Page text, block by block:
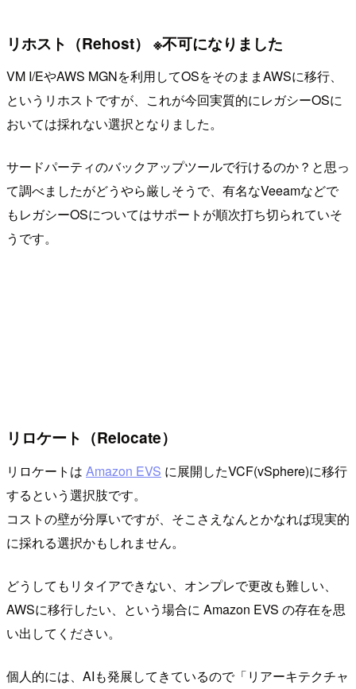
リホスト（Rehost） ※不可になりました
VM I/EやAWS MGNを利用してOSをそのままAWSに移行、
というリホストですが、これが今回実質的にレガシーOSに
おいては採れない選択となりました。
サードパーティのバックアップツールで行けるのか？と思っ
て調べましたがどうやら厳しそうで、有名なVeeamなどで
もレガシーOSについてはサポートが順次打ち切られていそ
うです。
リロケート（Relocate）
リロケートは Amazon EVS に展開したVCF(vSphere)に移行
するという選択肢です。
コストの壁が分厚いですが、そこさえなんとかなれば現実的
に採れる選択かもしれません。
どうしてもリタイアできない、オンプレで更改も難しい、
AWSに移行したい、という場合に Amazon EVS の存在を思
い出してください。
個人的には、AIも発展してきているので「リアーキテクチャ